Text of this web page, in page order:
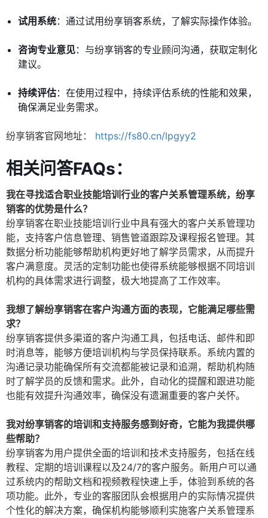
试用系统：通过试用纷享销客系统，了解实际操作体验。
咨询专业意见：与纷享销客的专业顾问沟通，获取定制化
建议。
持续评估：在使用过程中，持续评估系统的性能和效果，
确保满足业务需求。
纷享销客官网地址： https://fs80.cn/lpgyy2
相关问答FAQs：
我在寻找适合职业技能培训行业的客户关系管理系统，纷享
销客的优势是什么？
纷享销客在职业技能培训行业中具有强大的客户关系管理功
能，支持客户信息管理、销售管道跟踪及课程报名管理。其
数据分析功能能够帮助机构更好地了解学员需求，从而提升
客户满意度。灵活的定制功能也使得系统能够根据不同培训
机构的具体需求进行调整，极大地提高了工作效率。
我想了解纷享销客在客户沟通方面的表现，它能满足哪些需
求？
纷享销客提供多渠道的客户沟通工具，包括电话、邮件和即
时消息等，能够方便培训机构与学员保持联系。系统内置的
沟通记录功能确保所有交流都能被记录和追溯，帮助机构随
时了解学员的反馈和需求。此外，自动化的提醒和跟进功能
也能有效提升沟通效率，确保没有遗漏重要的客户关怀。
我对纷享销客的培训和支持服务感到好奇，它能为我提供哪
些帮助？
纷享销客为用户提供全面的培训和技术支持服务，包括在线
教程、定期的培训课程以及24/7的客户服务。新用户可以通
过系统内的帮助文档和视频教程快速上手，体验到系统的各
项功能。此外，专业的客服团队会根据用户的实际情况提供
个性化的解决方案，确保机构能够顺利实施客户关系管理系